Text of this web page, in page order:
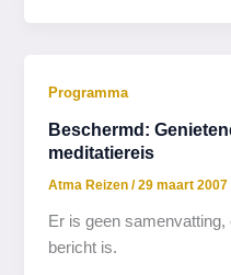
Programma
Beschermd:
meditatiereis
Atma Reizen/29 maart 2007
Er is geen
bericht is.